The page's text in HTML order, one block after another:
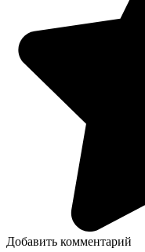
Добавить комментарий